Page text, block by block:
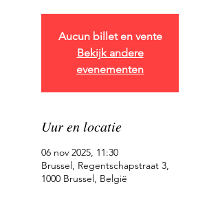
Aucun billet en vente
Bekijk andere
evenementen
Uur en locatie
06 nov 2025, 11:30
Brussel, Regentschapstraat 3,
1000 Brussel, België